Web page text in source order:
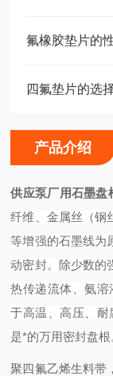
氟橡胶垫片的
四氟垫片的选
产品介绍
供应泵厂用石墨盘
纤维、金属丝（钢
等增强的石墨线为
动密封。除少数的
热传递流体、氨溶
于高温、高压、
是*的万用密封盘根
聚四氟乙烯生料带